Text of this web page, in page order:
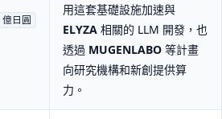
日圓
用這套基礎設施加速與
ELYZA 相關的 LLM 開發，也
透過 MUGENLABO 等計畫
向研究機構和新創提供算
力。